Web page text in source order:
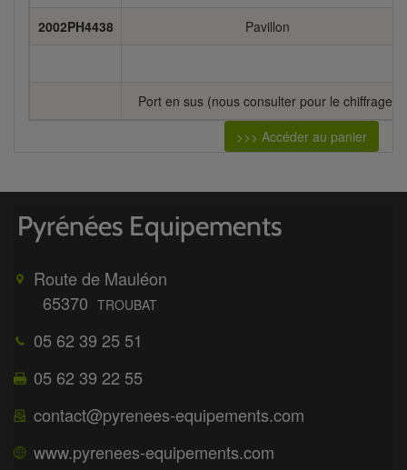
2002PH4438 Pavillon
Port en sus (nous consulter pour le chiffrage)
>>> Accéder au panier
Route de Mauléon
65370 TROUBAT
05 62 39 25 51
05 62 39 22 55
contact@pyrenees-equipements.com
www.pyrenees-equipements.com